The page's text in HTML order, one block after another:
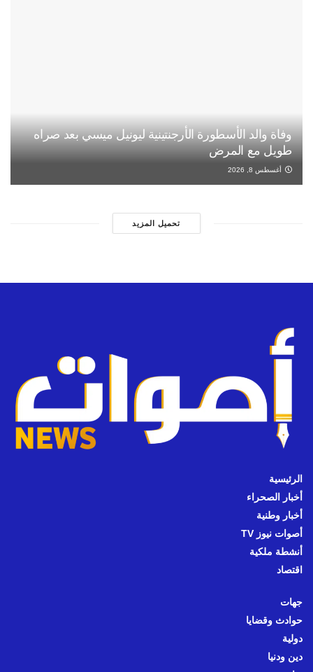
وفاة والد الأسطورة الأرجنتينية ليونيل ميسي بعد صراه
طويل مع المرض
أغسطس 8, 2026
تحميل المزيد
الرئيسية
أخبار الصحراء
أخبار وطنية
أصوات نيوز TV
أنشطة ملكية
اقتصاد
جهات
حوادث وقضايا
دولية
دين ودنيا